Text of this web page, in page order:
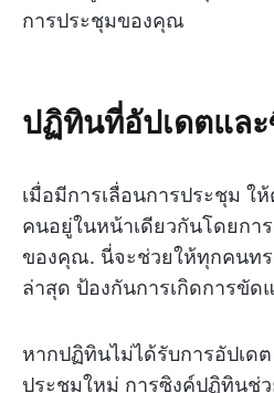
การประชุมของคุณ
ปฏิทินที่อัปเดตแล
เมื่อมีการเลื่อนการประชุม ใ
คนอยู่ในหน้าเดียวกันโดยกา
ของคุณ. นี่จะช่วยให้ทุกคนทร
ล่าสุด ป้องกันการเกิดการขัด
หากปฏิทินไม่ได้รับการอัปเด
ประชุมใหม่ การซิงค์ปฏิทินช่